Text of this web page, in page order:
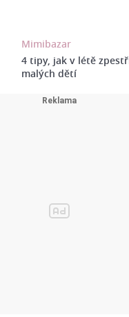
Mimibazar
4 tipy, jak v létě
malých dětí